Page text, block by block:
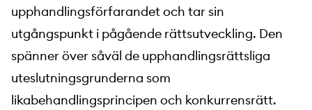
upphandlingsförfarandet och tar sin
utgångspunkt i pågående rättsutveckling. Den
spänner över såväl de upphandlingsrättsliga
uteslutningsgrunderna som
likabehandlingsprincipen och konkurrensrätt.